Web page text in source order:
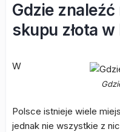
Gdzie
skupu złota w
W
Polsce istnieje wiele
jednak nie wszystkie z